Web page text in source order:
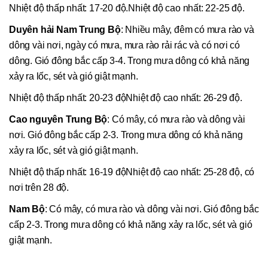
Nhiệt độ thấp nhất: 17-20 độ.Nhiệt độ cao nhất: 22-25 độ.
Duyên hải Nam Trung Bộ: Nhiều mây, đêm có mưa rào và
dông vài nơi, ngày có mưa, mưa rào rải rác và có nơi có
dông. Gió đông bắc cấp 3-4. Trong mưa dông có khả năng
xảy ra lốc, sét và gió giật mạnh.
Nhiệt độ thấp nhất: 20-23 độNhiệt độ cao nhất: 26-29 độ.
Cao nguyên Trung Bộ: Có mây, có mưa rào và dông vài
nơi. Gió đông bắc cấp 2-3. Trong mưa dông có khả năng
xảy ra lốc, sét và gió giật mạnh.
Nhiệt độ thấp nhất: 16-19 độNhiệt độ cao nhất: 25-28 độ, có
nơi trên 28 độ.
Nam Bộ: Có mây, có mưa rào và dông vài nơi. Gió đông bắc
cấp 2-3. Trong mưa dông có khả năng xảy ra lốc, sét và gió
giật mạnh.